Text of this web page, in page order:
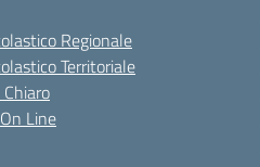
Regionale
Territoriale
Line